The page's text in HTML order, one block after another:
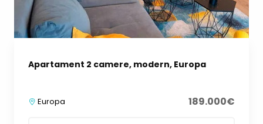
Apartament 2 camere, modern, Europa
Europa 189.000€